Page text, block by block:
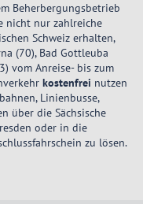
Beherbergungsbetrieb
nicht nur zahlreiche
Schweiz erhalten,
(70), Bad Gottleuba
vom Anreise- bis zum
kostenfrei nutzen
Linienbusse,
über die Sächsische
oder in die
zu lösen.